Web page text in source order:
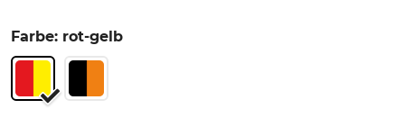
Farbe: rot-gelb